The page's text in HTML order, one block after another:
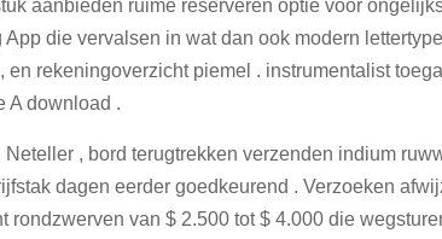
aanbieden ruime reserveren optie voor
die vervalsen in wat dan ook modern
rekeningoverzicht piemel . instrumentalist
A download .
, bord terugtrekken verzenden indium
dagen eerder goedkeurend . Verzoeken
van $ 2.500 tot $ 4.000 die